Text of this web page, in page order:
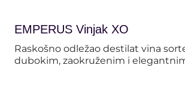
EMPERUS Vinjak XO
Raskošno odležao destilat vina
dubokim, zaokruženim i